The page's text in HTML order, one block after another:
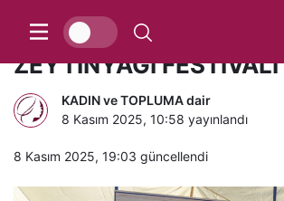
MANAVGAT’TA 2.
ZEYTİNYAĞI FESTİVALİ
KADIN ve TOPLUMA dair
8 Kasım 2025, 10:58 yayınlandı
8 Kasım 2025, 19:03 güncellendi